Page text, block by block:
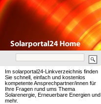
Im solarportal24-Linkverzeichnis finden
Sie schnell, einfach und kostenlos
kompetente Ansprechpartner/innen für
Ihre Fragen rund ums Thema
Solarenergie, Erneuerbare Energien und
mehr.